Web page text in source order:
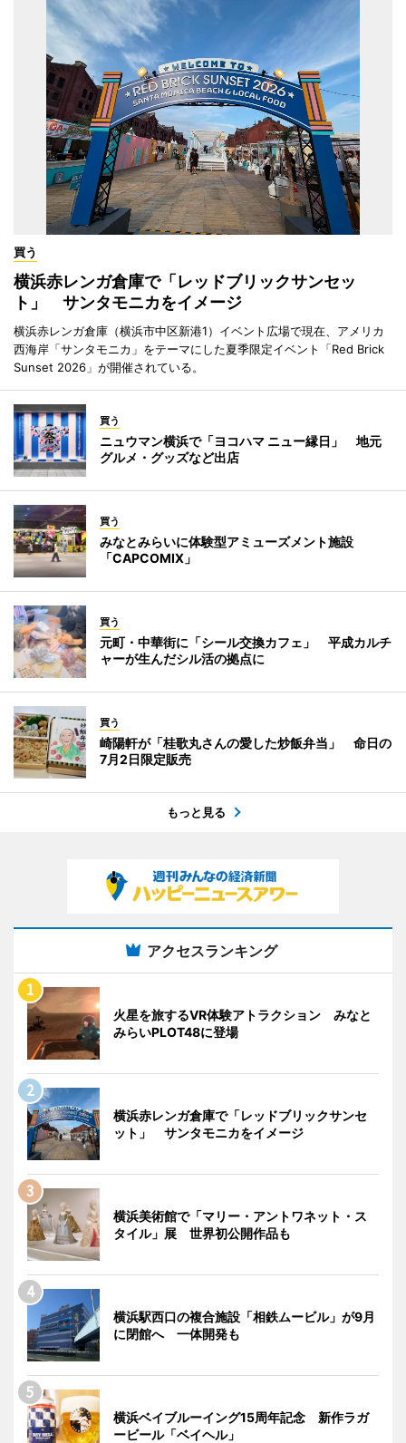
買う
横浜赤レンガ倉庫で「レッドブリックサンセッ
ト」 サンタモニカをイメージ
横浜赤レンガ倉庫（横浜市中区新港1）イベント広場で現在、アメリカ
西海岸「サンタモニカ」をテーマにした夏季限定イベント「Red Brick
Sunset 2026」が開催されている。
買う
ニュウマン横浜で「ヨコハマ ニュー縁日」 地元
グルメ・グッズなど出店
買う
みなとみらいに体験型アミューズメント施設
「CAPCOMIX」
買う
元町・中華街に「シール交換カフェ」 平成カルチ
ャーが生んだシル活の拠点に
買う
崎陽軒が「桂歌丸さんの愛した炒飯弁当」 命日の
7月2日限定販売
もっと見る
アクセスランキング
火星を旅するVR体験アトラクション みなと
みらいPLOT48に登場
横浜赤レンガ倉庫で「レッドブリックサンセ
ット」 サンタモニカをイメージ
横浜美術館で「マリー・アントワネット・ス
タイル」展 世界初公開作品も
横浜駅西口の複合施設「相鉄ムービル」が9月
に閉館へ 一体開発も
横浜ベイブルーイング15周年記念 新作ラガ
ービール「ベイヘル」